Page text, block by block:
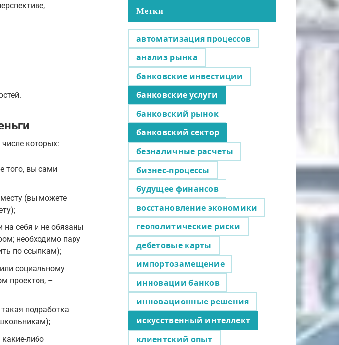
которых:
того, вы сами
(вы можете
на себя и не обязаны
необходимо пару
по ссылкам);
социальному
проектов, –
подработка
либо
Метки
автоматизация процессов
анализ рынка
банковские инвестиции
банковские услуги
банковский рынок
банковский сектор
безналичные расчеты
бизнес-процессы
будущее финансов
восстановление экономики
геополитические риски
дебетовые карты
импортозамещение
инновации банков
инновационные решения
искусственный интеллект
клиентский опыт